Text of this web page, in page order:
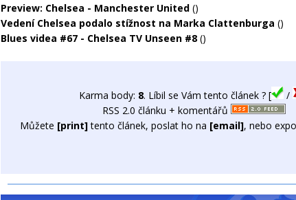
Preview: Chelsea - Manchester United ()
Vedení Chelsea podalo stížnost na Marka Clattenburga ()
Blues videa #67 - Chelsea TV Unseen #8 ()
Karma body: 8. Líbil se Vám tento článek ? [ /
RSS 2.0 článku + komentářů
Můžete [print]tento článek, poslat ho na [email], nebo